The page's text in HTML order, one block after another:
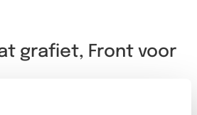
grafiet, Front voor